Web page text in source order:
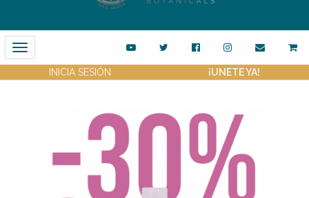
Toggle
Navigation
INICIA SESIÓN ¡UNETE YA!